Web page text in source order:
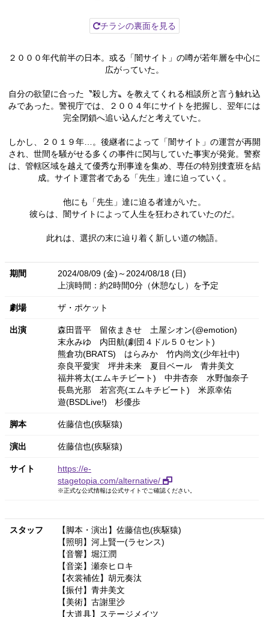
チラシの裏面を見る
２０００年代前半の日本。或る「闇サイト」の噂が若年層を中心に
広がっていた。
自分の欲望に合った〝殺し方〟を教えてくれる相談所と言う触れ込
みであった。警視庁では、２００４年にサイトを把握し、翌年には
完全閉鎖へ追い込んだと考えていた。
しかし、２０１９年…。後継者によって「闇サイト」の運営が再開
され、世間を騒がせる多くの事件に関与していた事実が発覚。警察
は、管轄区域を越えて優秀な刑事達を集め、専任の特別捜査班を結
成。サイト運営者である「先生」達に迫っていく。
他にも「先生」達に迫る者達がいた。
彼らは、闇サイトによって人生を狂わされていたのだ。
此れは、選択の末に辿り着く新しい道の物語。
期間
2024/08/09 (金)～2024/08/18 (日)
上演時間：約2時間0分（休憩なし）を予定
劇場 ザ・ポケット
出演 森田晋平 留依まきせ
土屋シオン(@emotion)
末永みゆ
内田航(劇団４ドル５０セント)
熊倉功(BRATS)
はらみか
竹内尚文(少年社中)
奈良平愛実
坪井未来 夏目ベール
青井美文
福井将太(エムキチビート)
中井杏奈
水野伽奈子
長島光那
若宮亮(エムキチビート)
米原幸佑
遊(BSDLive!)
杉優歩
脚本 佐藤信也(疾駆猿)
演出 佐藤信也(疾駆猿)
サイト
https://e-
stagetopia.com/alternative/
※正式な公式情報は公式サイトでご確認ください。
スタッフ
【脚本・演出】佐藤信也(疾駆猿)
【照明】河上賢一(ラセンス)
【音響】堀江潤
【音楽】瀬奈ヒロキ
【衣裳補佐】胡元奏汰
【振付】青井美文
【美術】古謝里沙
【大道具】ステージメイツ